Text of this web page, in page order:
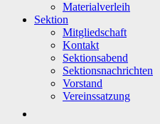
Materialverleih
Sektion
Mitgliedschaft
Kontakt
Sektionsabend
Sektionsnachrichten
Vorstand
Vereinssatzung